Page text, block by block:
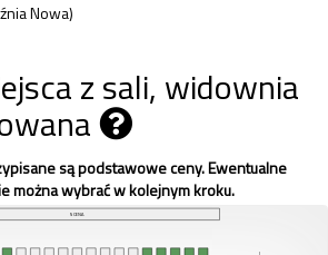
Nowa)
z sali, widownia
są podstawowe ceny. Ewentualne
można wybrać w kolejnym kroku.